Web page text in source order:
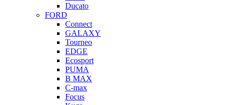
Ducato
FORD
Connect
GALAXY
Tourneo
EDGE
Ecosport
PUMA
B MAX
C-max
Focus